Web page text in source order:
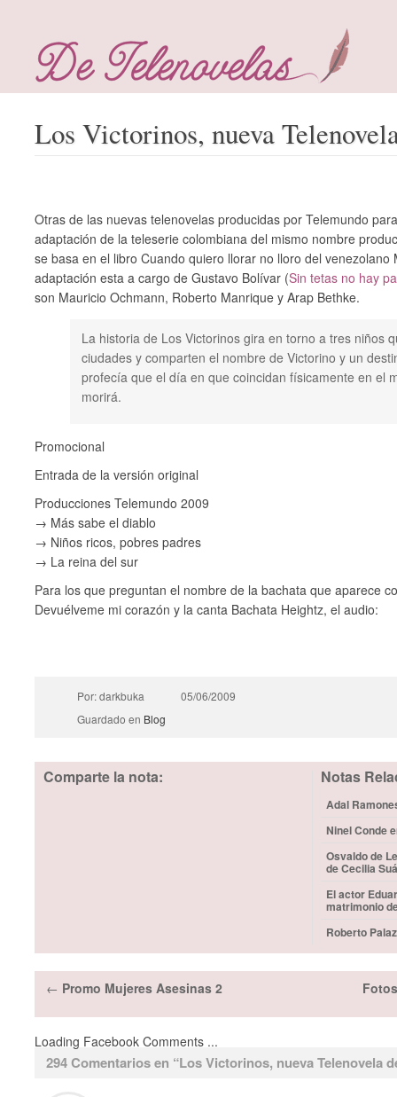
Los Victorinos, nueva
Otras de las nuevas telenovelas producidas por Telemundo
adaptación de la teleserie colombiana del mismo nombre
se basa en el libro Cuando quiero llorar no lloro del venezolano
adaptación esta a cargo de Gustavo Bolívar (Sin tetas no hay
son Mauricio Ochmann, Roberto Manrique y Arap Bethke.
La historia de Los Victorinos gira en torno a tres niños
ciudades y comparten el nombre de Victorino y un
profecía que el día en que coincidan físicamente en el
morirá.
Promocional
Entrada de la versión original
Producciones Telemundo 2009
→ Más sabe el diablo
→ Niños ricos, pobres padres
→ La reina del sur
Para los que preguntan el nombre de la bachata que aparece
Devuélveme mi corazón y la canta Bachata Heightz , el audio:
Por: darkbuka
05/06/2009
Guardado en Blog
Comparte la nota: Notas
Adal
Ninel Conde
Osvaldo de
de Cecilia
El actor
matrimonio
Roberto
← Promo Mujeres Asesinas 2
Loading Facebook Comments ...
294 Comentarios en “Los Victorinos, nueva Telenovela